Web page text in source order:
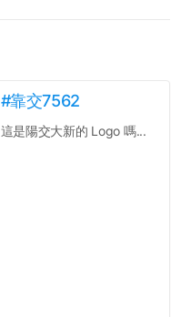
#靠交7562
這是陽交大新的 Logo 嗎...